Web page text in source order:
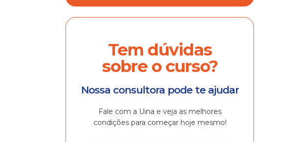
Tem dúvidas
sobre o curso?
Nossa consultora pode te ajudar
Fale com a Uina e veja as melhores
condições para começar hoje mesmo!